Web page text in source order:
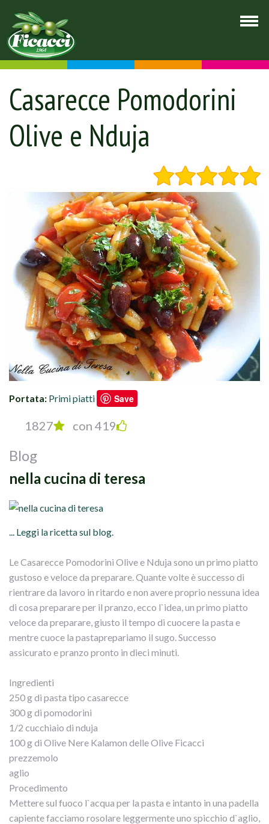
Casarecce Pomodorini
Olive e Nduja
Portata: Primi piatti Save
1827 con 419
Blog
nella cucina di teresa
... Leggi la ricetta sul blog.
Le Casarecce Pomodorini Olive e Nduja sono un primo piatto
gustoso e veloce da preparare. Quante volte è successo di
rientrare da lavoro in ritardo e non avere proprio nessuna idea
di cosa preparare per il pranzo, ecco l`idea, un primo piatto
veloce da preparare, giusto il tempo di cuocere la pasta e
mentre cuoce la pastaprepariamo il sugo. Successo
assicurato e pranzo pronto in dieci minuti.
Ingredienti
250 g di pasta tipo casarecce
300 g di pomodorini
1/2 cucchiaio di nduja
100 g di Olive Nere Kalamon delle Olive Ficacci
prezzemolo
aglio
Procedimento
Mettere sul fuoco l`acqua per la pasta e intanto in una padella
capiente facciamo rosolare leggermente uno spicchio d`aglio,